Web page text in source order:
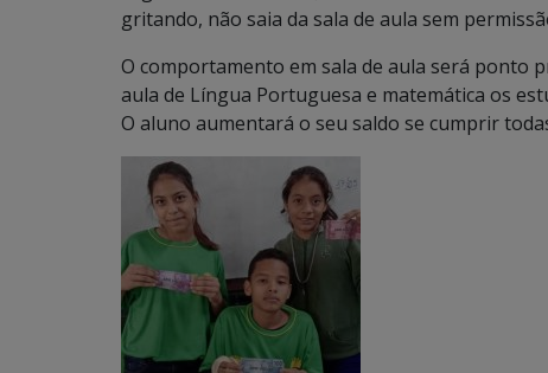
gritando, não saia da sala de aula sem
O comportamento em sala de aula será ponto
aula de Língua Portuguesa e matemática os
O aluno aumentará o seu saldo se cumprir